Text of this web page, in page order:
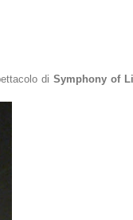
diSymphony of